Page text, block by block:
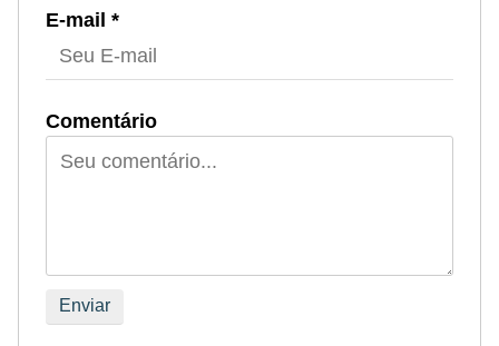
E-mail *
Comentário
o
m
p
e
n